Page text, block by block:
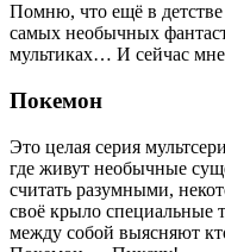
Помню, что ещё в
самых необычных
мультиках… И сейчас
Покемон
Это целая серия
где живут необычные
считать разумными,
своё крыло специальные
между собой выясняют